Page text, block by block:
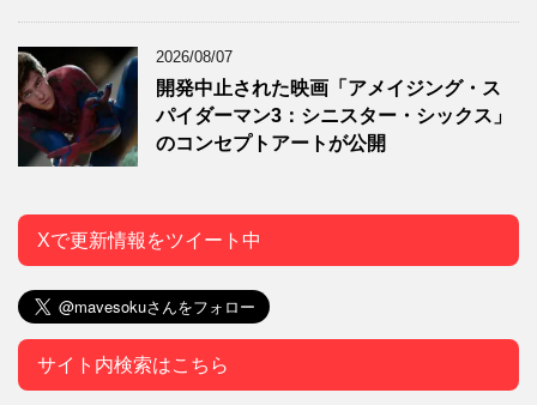
2026/08/07
開発中止された映画「アメイジング・ス
パイダーマン3：シニスター・シックス」
のコンセプトアートが公開
Xで更新情報をツイート中
サイト内検索はこちら